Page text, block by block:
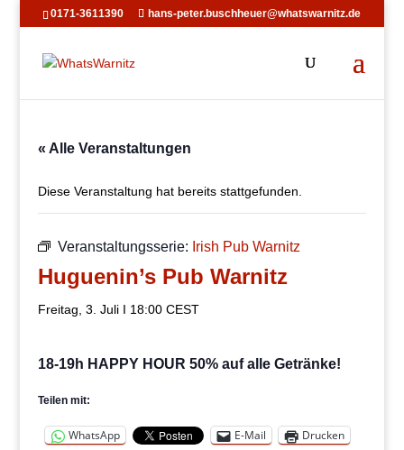
0171-3611390 hans-peter.buschheuer@whatswarnitz.de
« Alle Veranstaltungen
Diese Veranstaltung hat bereits stattgefunden.
Veranstaltungsserie: Irish Pub Warnitz
Huguenin’s Pub Warnitz
Freitag, 3. Juli I 18:00 CEST
18-19h HAPPY HOUR 50% auf alle Getränke!
Teilen mit:
WhatsApp E-Mail Drucken